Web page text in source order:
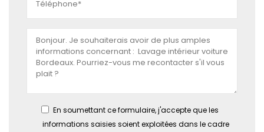
En soumettant ce formulaire, j'accepte que les
informations saisies soient exploitées dans le cadre